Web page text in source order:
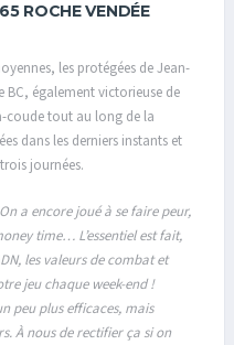
ROCHE VENDÉE
les protégées de Jean-
BC, également victorieuse de
coude tout au long de la
dans les derniers instants et
journées.
a encore joué à se faire peur,
time… L’essentiel est fait,
les valeurs de combat et
jeu chaque week-end !
peu plus efficaces, mais
À nous de rectifier ça si on